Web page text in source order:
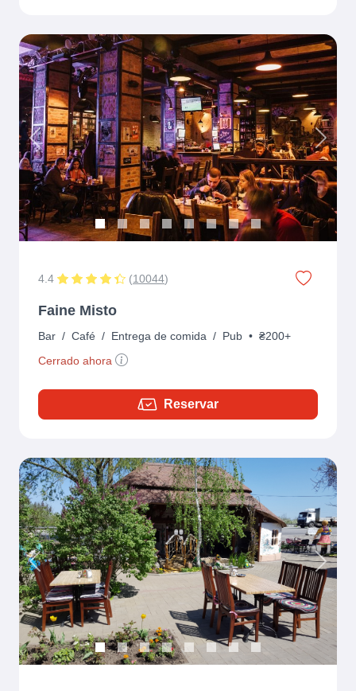
Previous Next
4.4 (10044)
Faine Misto
Bar / Café / Entrega de comida / Pub • ₴200+
Cerrado ahora
Reservar
Previous Next